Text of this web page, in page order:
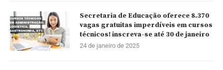
Secretaria de Educação oferece 8.370
vagas gratuitas imperdíveis em cursos
técnicos! inscreva-se até 30 de janeiro
24 de janeiro de 2025